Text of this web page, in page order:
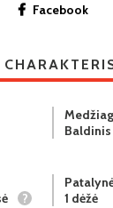
Facebook
?
1 dėžė